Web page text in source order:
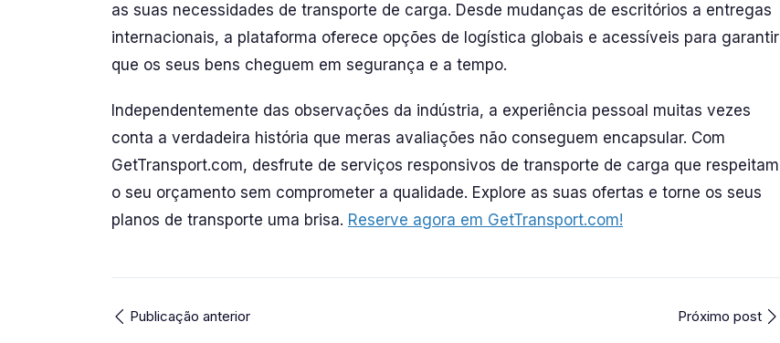
as suas necessidades de transporte de carga. Desde mudanças de escritórios a entregas
internacionais, a plataforma oferece opções de logística globais e acessíveis para garantir
que os seus bens cheguem em segurança e a tempo.
Independentemente das observações da indústria, a experiência pessoal muitas vezes
conta a verdadeira história que meras avaliações não conseguem encapsular. Com
GetTransport.com, desfrute de serviços responsivos de transporte de carga que respeitam
o seu orçamento sem comprometer a qualidade. Explore as suas ofertas e torne os seus
planos de transporte uma brisa. Reserve agora em GetTransport.com!
Publicação anterior Próximo post